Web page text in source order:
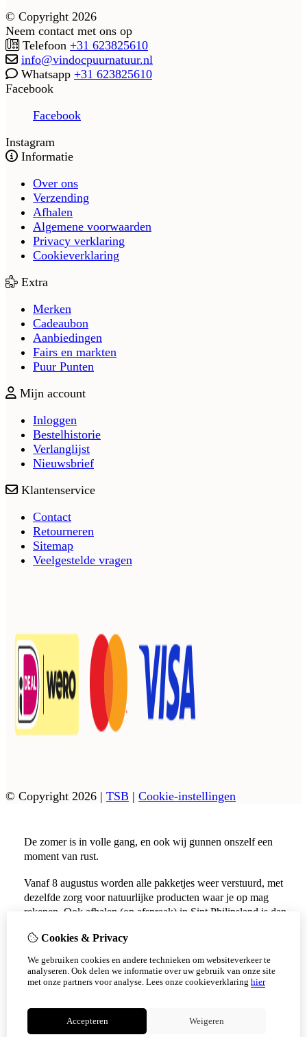
© Copyright 2026
Neem contact met ons op
Telefoon +31 623825610
info@vindocpuurnatuur.nl
Whatsapp +31 623825610
Facebook
Facebook
Instagram
Informatie
Over ons
Verzending
Afhalen
Algemene voorwaarden
Privacy verklaring
Cookieverklaring
Extra
Merken
Cadeaubon
Aanbiedingen
Fairs en markten
Puur Punten
Mijn account
Inloggen
Bestelhistorie
Verlanglijst
Nieuwsbrief
Klantenservice
Contact
Retourneren
Sitemap
Veelgestelde vragen
© Copyright 2026 | TSB | Cookie-instellingen
Cookies & Privacy
We gebruiken cookies en andere technieken om websiteverkeer te
analyseren. Ook delen we informatie over uw gebruik van onze site
met onze partners voor analyse. Lees onze cookieverklaring hier
Accepteren Weigeren
De zomer is in volle gang, en ook wij gunnen onszelf een
moment van rust.
Vanaf 8 augustus worden alle pakketjes weer verstuurd, met
dezelfde zorg voor natuurlijke producten waar je op mag
rekenen. Ook afhalen (op afspraak) in Sint Philipsland is dan
Vanaf 17 augustus zijn alle afhaalpunten (Tholen en
Scherpenisse) weer geopend.